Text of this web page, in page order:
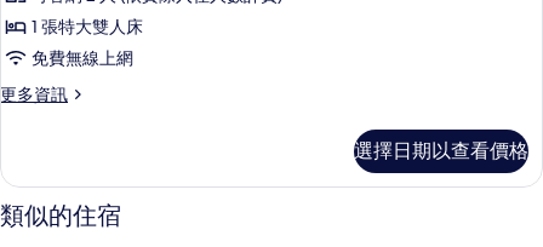
with
Access
Lounge
的
相
片
1 張特大雙人床
免費無線上網
更多資訊
更
Access
Lounge
的
選擇日期以查看價格
類似的住宿